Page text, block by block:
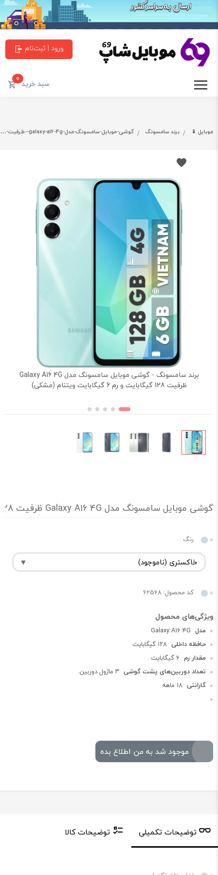
ورود | ثبت‌نام
سبد خرید0
موبایل 📱 برند سامسونگ گوشی-موبایل-سامسونگ-مدل-galaxy-a16-4g--ظرفیت-128-گیگابایت-و-رم-6-گیگابایت--ویتنام-(خاکستری)
برند سامسونگ - گوشی موبایل سامسونگ مدل Galaxy A16 4G
ظرفیت 128 گیگابایت و رم 6 گیگابایت ویتنام (مشکی)
گوشی موبایل سامسونگ مدل Galaxy A16 4G ظرفیت 128 گیگابایت و رم 6 گیگابایت ویتنام (مشکی)
رنگ
کد محصول: 62568
مدل Galaxy A۱۶ ۴G
حافظه داخلی ۱۲۸ گیگابایت
مقدار رم ۶ گیگابایت
تعداد دوربین‌های پشت گوشی ۳ ماژول دوربین
گارانتی 18 ماهه
موجود شد به من اطلاع بده
توضیحات تکمیلی توضیحات کالا